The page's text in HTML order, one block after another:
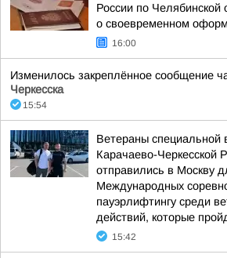
России по Челябинской
о своевременном
16:00
Изменилось закреплённое сообщение
Черкесска
15:54
Ветераны специальной
Карачаево-Черкесской
отправились в Москву
Международных
пауэрлифтингу среди
действий, которые
15:42